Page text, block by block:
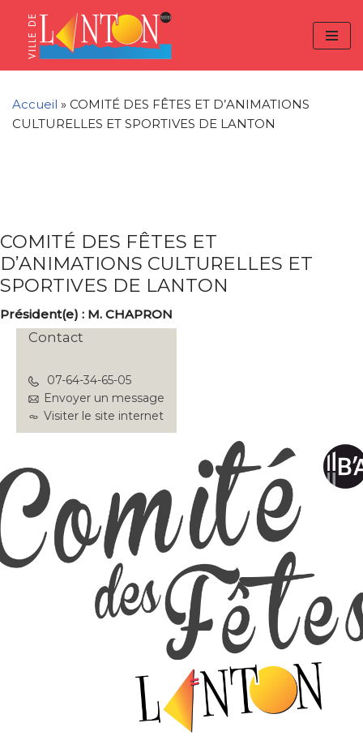
Content
navigation
Aller
Accueil » COMITÉ DES FÊTES ET D’ANIMATIONS
CULTURELLES ET SPORTIVES DE LANTON
COMITÉ DES FÊTES ET
D’ANIMATIONS CULTURELLES ET
SPORTIVES DE LANTON
Président(e) : M. CHAPRON
Contact
07-64-34-65-05
Envoyer un message
Visiter le site internet
Panneau de gestion des cookies